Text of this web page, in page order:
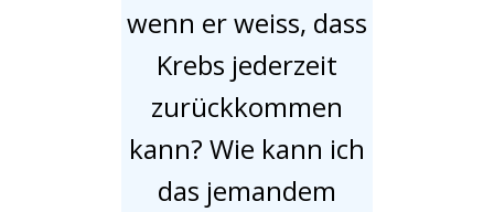
wenn er weiss, dass
Krebs jederzeit
zurückkommen
kann? Wie kann ich
das jemandem